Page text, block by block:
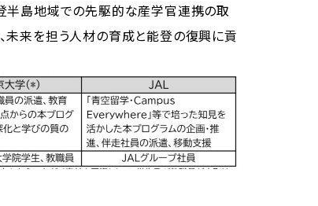
半島地域での先駆的な産学官連携の取
未来を担う人材の育成と能登の復興に貢